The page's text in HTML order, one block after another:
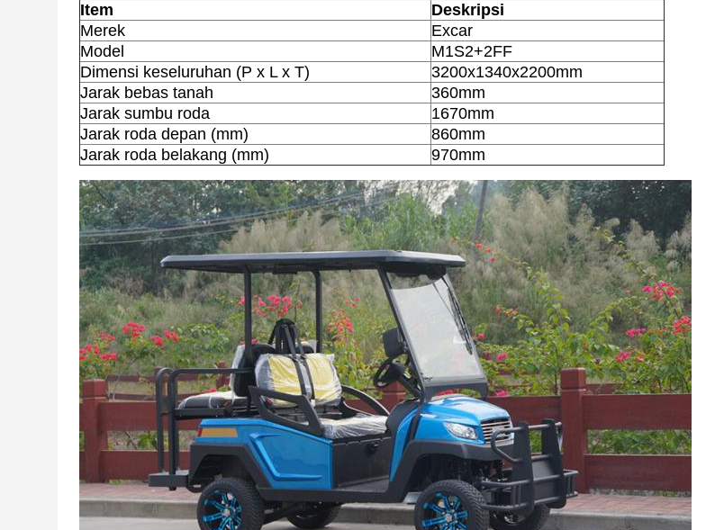
Item
Deskripsi
Merek
Excar
Model
M1S2+2FF
Dimensi keseluruhan (P x L x T)
3200x1340x2200mm
Jarak bebas tanah
360mm
Jarak sumbu roda
1670mm
Jarak roda depan (mm)
860mm
Jarak roda belakang (mm)
970mm